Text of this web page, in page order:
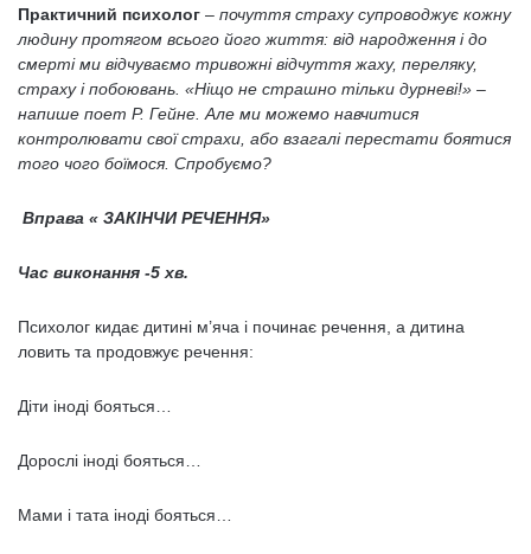
Практичний психолог – почуття страху супроводжує кожну
людину протягом всього його життя: від народження і до
смерті ми відчуваємо тривожні відчуття жаху, переляку,
страху і побоювань. «Ніщо не страшно тільки дурневі!» –
напише поет Р. Гейне. Але ми можемо навчитися
контролювати свої страхи, або взагалі перестати боятися
того чого боїмося. Спробуємо?
Вправа « ЗАКІНЧИ РЕЧЕННЯ»
Час виконання -5 хв.
Психолог кидає дитині м’яча і починає речення, а дитина
ловить та продовжує речення:
Діти іноді бояться…
Дорослі іноді бояться…
Мами і тата іноді бояться…